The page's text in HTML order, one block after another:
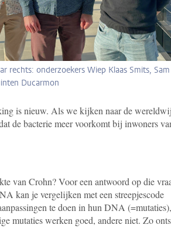
rechts: onderzoekers Wiep Klaas Smits, Sam
Ducarmon
is nieuw. Als we kijken naar de
de bacterie meer voorkomt bij inwoners
van Crohn? Voor een antwoord op die
kan je vergelijken met een streepjescode
te doen in hun DNA (=mutaties),
mutaties werken goed, andere niet. Zo